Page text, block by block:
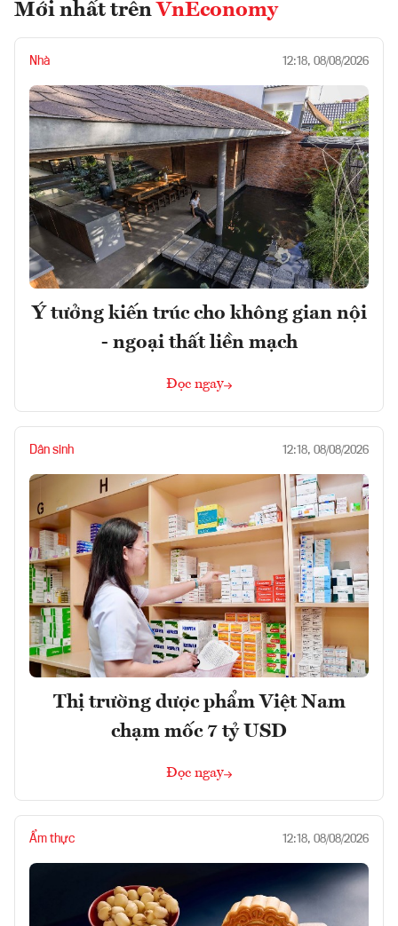
Mới nhất trên VnEconomy
Nhà 12:18, 08/08/2026
Ý tưởng kiến trúc cho không gian nội
- ngoại thất liền mạch
Đọc ngay
Dân sinh 12:18, 08/08/2026
Thị trường dược phẩm Việt Nam
chạm mốc 7 tỷ USD
Đọc ngay
Ẩm thực 12:18, 08/08/2026